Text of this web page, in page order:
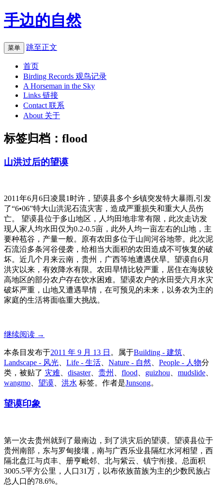
手边的自然
菜单 跳至正文
首页
Birding Records 观鸟记录
A Horseman in the Sky
Links 链接
Contact 联系
About 关于
标签归档： flood
山洪过后的望谟
2011年6月6日凌晨1时许，望谟县多个乡镇突发特大暴雨,引发
了“6•06”特大山洪泥石流灾害，造成严重损失和重大人员伤
亡。 望谟县位于多山地区，人均田地非常有限，此次走访发
现人家人均水田仅为0.2-0.5亩，此外人均一亩左右的山地，主
要种苞谷，产量一般。原有农田多位于山间河谷地带。此次泥
石流沿多条河谷侵袭，给相当大面积的农田造成不可恢复的破
坏。近几个月来云南，贵州，广西等地遭遇伏旱。望谟自6月
洪灾以来，有效降水有限。农田旱情比较严重，居住在海拔较
高地区的部分农户存在饮水困难。望谟农户的水田受六月水灾
破坏严重，山地又遭遇旱情，在可预见的未来，以务农为主的
家庭的生活将面临重大挑战。
继续阅读 →
本条目发布于2011 年 9 月 13 日 。属于Building - 建筑、
Landscape - 风光、 Life - 生活、 Nature - 自然、 People - 人物分
类，被贴了 灾难、 disaster、 贵州 、 flood、 guizhou、 mudslide、
wangmo、 望谟、 洪水 标签。 作者是Junsong。
望谟印象
第一次去贵州就到了最南边，到了洪灾后的望谟。望谟县位于
贵州南部，东与罗甸接壤，南与广西乐业县隔红水河相望，西
隔北盘江与贞丰、册亨毗邻、北与紫云、镇宁衔接。总面积
3005.5平方公里，人口31万，以布依族苗族为主的少数民族占
总人口的78.6%。